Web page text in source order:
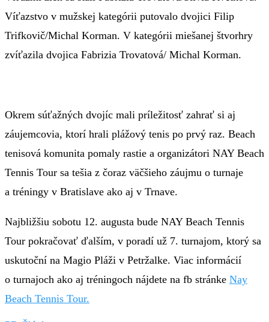
Víťazstvo v mužskej kategórii putovalo dvojici Filip
Trifkovič/Michal Korman. V kategórii miešanej štvorhry
zvíťazila dvojica Fabrizia Trovatová/ Michal Korman.
Okrem súťažných dvojíc mali príležitosť zahrať si aj
záujemcovia, ktorí hrali plážový tenis po prvý raz. Beach
tenisová komunita pomaly rastie a organizátori NAY Beach
Tennis Tour sa tešia z čoraz väčšieho záujmu o turnaje
a tréningy v Bratislave ako aj v Trnave.
Najbližšiu sobotu 12. augusta bude NAY Beach Tennis
Tour pokračovať ďalším, v poradí už 7. turnajom, ktorý sa
uskutoční na Magio Pláži v Petržalke. Viac informácií
o turnajoch ako aj tréningoch nájdete na fb stránke Nay
Beach Tennis Tour.